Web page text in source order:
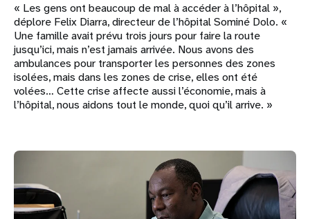
« Les gens ont beaucoup de mal à accéder à l’hôpital »,
déplore Felix Diarra, directeur de l’hôpital Sominé Dolo. «
Une famille avait prévu trois jours pour faire la route
jusqu’ici, mais n’est jamais arrivée. Nous avons des
ambulances pour transporter les personnes des zones
isolées, mais dans les zones de crise, elles ont été
volées… Cette crise affecte aussi l’économie, mais à
l’hôpital, nous aidons tout le monde, quoi qu’il arrive. »